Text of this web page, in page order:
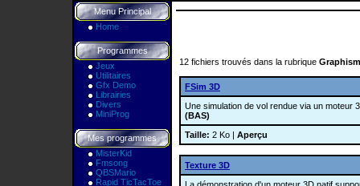
Menu Principal
Home
Programmes
Jeux
Utilitaires
Gfx Demo
Librairies
Divers
MiniProg
Mes programmes
MisterKid
Fmsong
QBSMario
Rapid TicTacToe
12 fichiers trouvés dans la rubrique
FSim 3D
Une simulation de vol rendue via un moteur
(BAS)
Taille: 2 Ko | Aperçu
Texture 3D